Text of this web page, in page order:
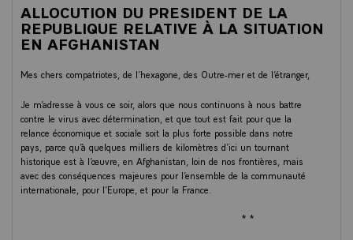
ALLOCUTION DU PRESIDENT DE LA
REPUBLIQUE RELATIVE À LA SITUATION
EN AFGHANISTAN
Mes chers compatriotes, de l’hexagone, des Outre-mer et de l’étranger,
Je m’adresse à vous ce soir, alors que nous continuons à nous battre
contre le virus avec détermination, et que tout est fait pour que la
relance économique et sociale soit la plus forte possible dans notre
pays, parce qu’à quelques milliers de kilomètres d’ici un tournant
historique est à l’œuvre, en Afghanistan, loin de nos frontières, mais
avec des conséquences majeures pour l’ensemble de la communauté
internationale, pour l’Europe, et pour la France.
* *